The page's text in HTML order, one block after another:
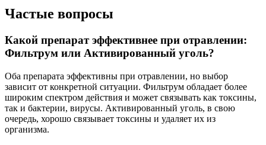
Частые вопросы
Какой препарат эффективнее при отравлении:
Фильтрум или Активированный уголь?
Оба препарата эффективны при отравлении, но выбор
зависит от конкретной ситуации. Фильтрум обладает более
широким спектром действия и может связывать как токсины,
так и бактерии, вирусы. Активированный уголь, в свою
очередь, хорошо связывает токсины и удаляет их из
организма.